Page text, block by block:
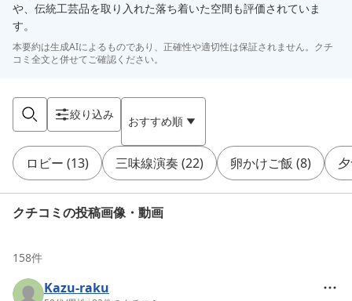
や、伝統工芸品を取り入れた落ち着いた空間も評価されていま
す。
本要約は生成AIによるものであり、正確性や適切性は保証されません。クチ
コミ全文と併せてご確認ください。
絞り込み おすすめ順
ロビー (13) 三味線演奏 (22) 卵かけご飯 (8)
クチコミの投稿画像・動画
158件
Kazu-raku